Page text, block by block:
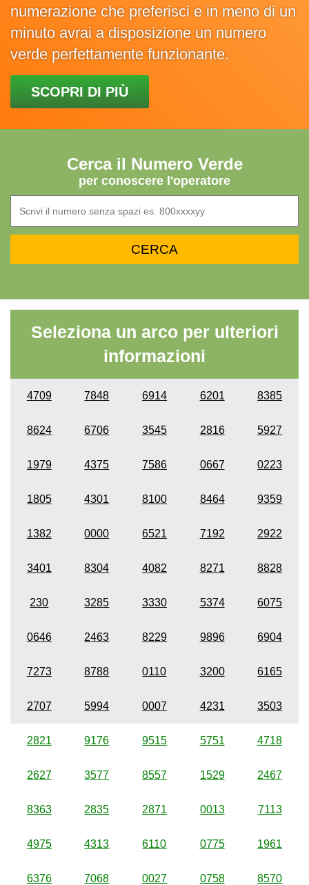
numerazione che preferisci e in meno di un
minuto avrai a disposizione un numero
verde perfettamente funzionante.
SCOPRI DI PIÙ
Cerca il Numero Verde
per conoscere l'operatore
Seleziona un arco per ulteriori
informazioni
4709 7848 6914 6201 8385
8624 6706 3545 2816 5927
1979 4375 7586 0667 0223
1805 4301 8100 8464 9359
1382 0000 6521 7192 2922
3401 8304 4082 8271 8828
230 3285 3330 5374 6075
0646 2463 8229 9896 6904
7273 8788 0110 3200 6165
2707 5994 0007 4231 3503
2821 9176 9515 5751 4718
2627 3577 8557 1529 2467
8363 2835 2871 0013 7113
4975 4313 6110 0775 1961
6376 7068 0027 0758 8570